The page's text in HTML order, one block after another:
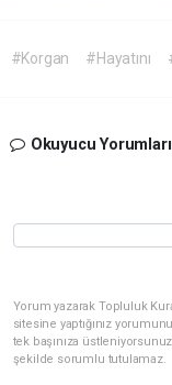
#Korgan #Hayatını
Okuyucu Yorumları
Yorum yazarak Topluluk
sitesine yaptığınız
tek başınıza
şekilde sorumlu tutulamaz.